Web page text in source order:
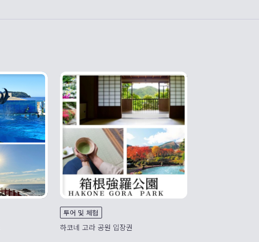
투어 및 체험
하코네 고라 공원 입장권